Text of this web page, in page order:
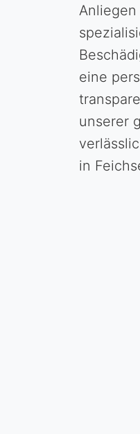
Anliegen
eine
unserer
in